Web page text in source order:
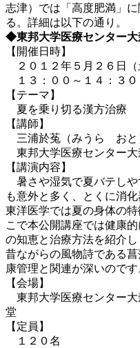
志津）では「高度肥満」
る。詳細は以下の通り。
◆東邦大学医療センター大
【開催日時】
２０１２年５月２６日（
１３：００～１４：３０
【テーマ】
夏を乗り切る漢方治療
【講師】
三浦於菟（みうら おと
東邦大学医療センター
【講演内容】
暑さや湿気で夏バテしや
も意外と多く、とくに消
東洋医学では夏の身体の
こで本公開講座では健康
の知恵と治療方法を紹介
昔ながらの風物詩である
康管理と関連が深いので
【会場】
東邦大学医療センター
堂
【定員】
１２０名